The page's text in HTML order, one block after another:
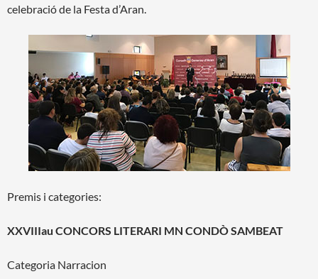
celebració de la Festa d’Aran.
Premis i categories:
XXVIIIau CONCORS LITERARI MN CONDÒ SAMBEAT
Categoria Narracion